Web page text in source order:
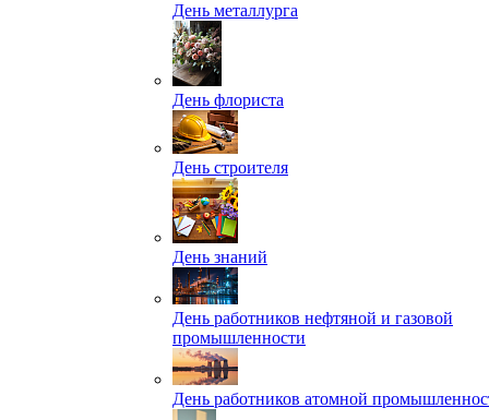
День металлурга
День флориста
День строителя
День знаний
День работников нефтяной и газовой
промышленности
День работников атомной